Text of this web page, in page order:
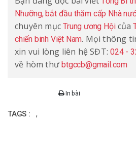
Nhưỡng, bắt đầu thăm cấp Nhà
chuyên mụcTrung ương Hộicủa
chiến binh Việt Nam. Mọi thông
xin vui lòng liên hệ SĐT:024 -
về hòm thưbtgccb@gmail.com
In bài
TAGS : ,